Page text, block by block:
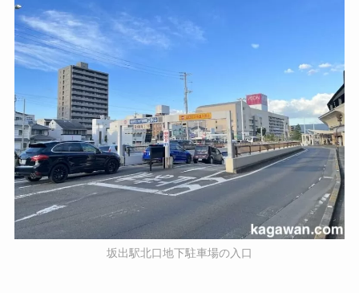
坂出駅北口地下駐車場の入口